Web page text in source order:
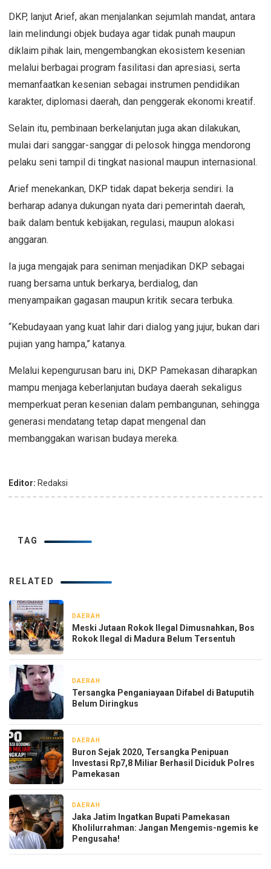
DKP, lanjut Arief, akan menjalankan sejumlah mandat, antara
lain melindungi objek budaya agar tidak punah maupun
diklaim pihak lain, mengembangkan ekosistem kesenian
melalui berbagai program fasilitasi dan apresiasi, serta
memanfaatkan kesenian sebagai instrumen pendidikan
karakter, diplomasi daerah, dan penggerak ekonomi kreatif.
Selain itu, pembinaan berkelanjutan juga akan dilakukan,
mulai dari sanggar-sanggar di pelosok hingga mendorong
pelaku seni tampil di tingkat nasional maupun internasional.
Arief menekankan, DKP tidak dapat bekerja sendiri. Ia
berharap adanya dukungan nyata dari pemerintah daerah,
baik dalam bentuk kebijakan, regulasi, maupun alokasi
anggaran.
Ia juga mengajak para seniman menjadikan DKP sebagai
ruang bersama untuk berkarya, berdialog, dan
menyampaikan gagasan maupun kritik secara terbuka.
“Kebudayaan yang kuat lahir dari dialog yang jujur, bukan dari
pujian yang hampa,” katanya.
Melalui kepengurusan baru ini, DKP Pamekasan diharapkan
mampu menjaga keberlanjutan budaya daerah sekaligus
memperkuat peran kesenian dalam pembangunan, sehingga
generasi mendatang tetap dapat mengenal dan
membanggakan warisan budaya mereka.
Editor: Redaksi
TAG
RELATED
DAERAH
Meski Jutaan Rokok Ilegal Dimusnahkan, Bos
Rokok Ilegal di Madura Belum Tersentuh
DAERAH
Tersangka Penganiayaan Difabel di Batuputih
Belum Diringkus
DAERAH
Buron Sejak 2020, Tersangka Penipuan
Investasi Rp7,8 Miliar Berhasil Diciduk Polres
Pamekasan
DAERAH
Jaka Jatim Ingatkan Bupati Pamekasan
Kholilurrahman: Jangan Mengemis-ngemis ke
Pengusaha!